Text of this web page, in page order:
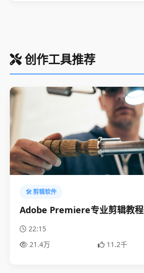
创作工具推荐
🛠️ 剪辑软件
Adobe Premiere专业剪辑教程
22:15
21.4万
11.2千